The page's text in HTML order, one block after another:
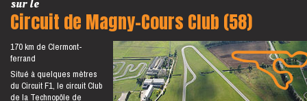
sur le
Circuit de Magny-Cours Club (58)
170 km de Clermont-
ferrand
Situé à quelques mètres
du Circuit F1, le circuit Club
de la Technopôle de